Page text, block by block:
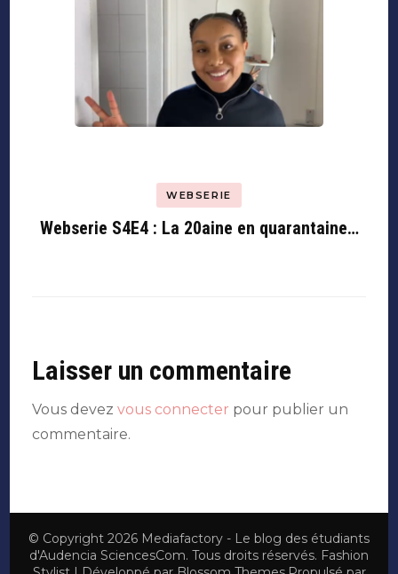
WEBSERIE
Webserie S4E4 : La 20aine en quarantaine…
Laisser un commentaire
Vous devezvous connecter pour publier un
commentaire.
© Copyright 2026 Mediafactory - Le blog des étudiants
d'Audencia SciencesCom. Tous droits réservés. Fashion